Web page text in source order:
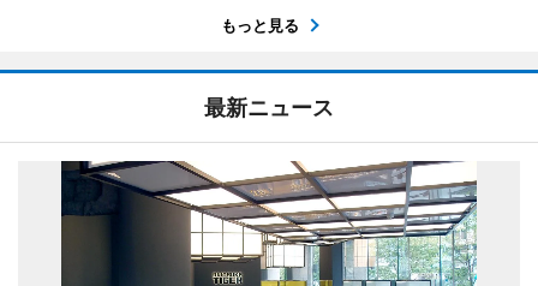
もっと見る
最新ニュース